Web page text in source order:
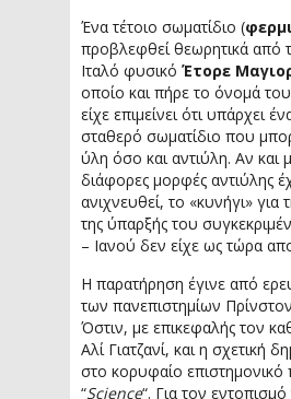
Ένα τέτοιο σωματίδιο (
προβλεφθεί θεωρητικά από
Ιταλό φυσικό Έτορε
οποίο και πήρε το όνομά
είχε επιμείνει ότι υπάρχει
σταθερό σωματίδιο που
ύλη όσο και αντιύλη. Αν και
διάφορες μορφές αντιύλης
ανιχνευθεί, το «κυνήγι» για
της ύπαρξής του
– Ιανού δεν είχε ως τώρα
Η παρατήρηση έγινε από
των πανεπιστημίων
Όστιν, με επικεφαλής τον
Αλί Γιατζανί, και η σχετική
στο κορυφαίο επιστημονικό
“Science“. Για τον